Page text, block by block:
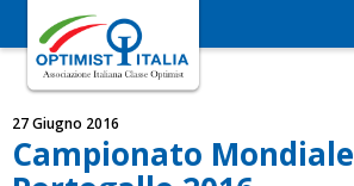
27 Giugno 2016
Campionato Mondiale